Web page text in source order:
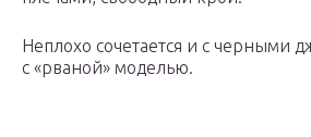
Неплохо сочетается и с черными
с «рваной» моделью.